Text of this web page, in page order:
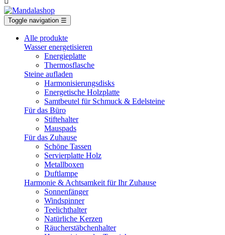
Toggle navigation ☰
Alle produkte
Wasser energetisieren
Energieplatte​
Thermosflasche
Steine aufladen
Harmonisierungsdisks
Energetische Holzplatte
Samtbeutel für Schmuck & Edelsteine
Für das Büro
Stiftehalter
Mauspads
Für das Zuhause
Schöne Tassen
Servierplatte Holz
Metallboxen
Duftlampe
Harmonie & Achtsamkeit für Ihr Zuhause
Sonnenfänger
Windspinner
Teelichthalter
Natürliche Kerzen
Räucherstäbchenhalter